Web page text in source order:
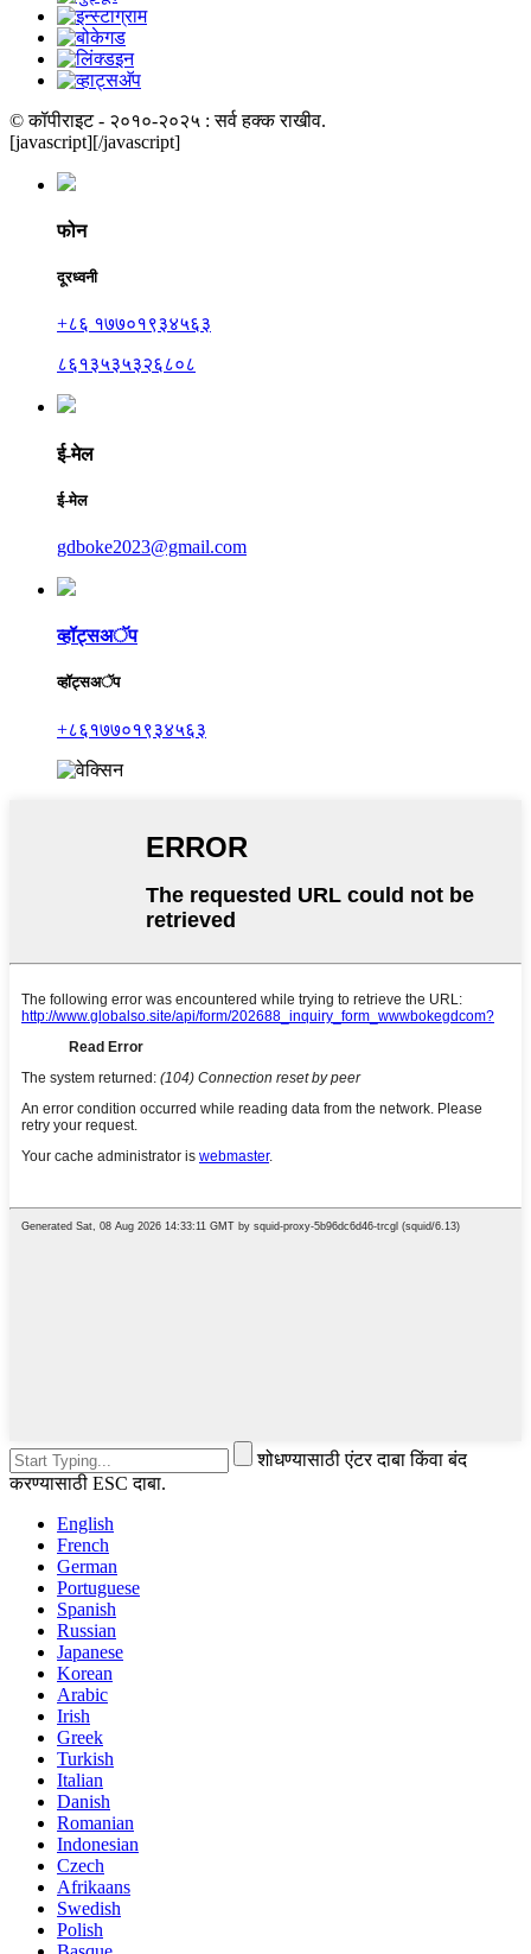
© कॉपीराइट - २०१०-२०२५ : सर्व हक्क राखीव.
[javascript][/javascript]
फोन
दूरध्वनी
+८६ १७७०१९३४५६३
८६१३५३५३२६८०८
ई-मेल
ई-मेल
gdboke2023@gmail.com
व्हॉट्सअॅप
व्हॉट्सअॅप
+८६१७७०१९३४५६३
शोधण्यासाठी एंटर दाबा किंवा बंद
करण्यासाठी ESC दाबा.
English
French
German
Portuguese
Spanish
Russian
Japanese
Korean
Arabic
Irish
Greek
Turkish
Italian
Danish
Romanian
Indonesian
Czech
Afrikaans
Swedish
Polish